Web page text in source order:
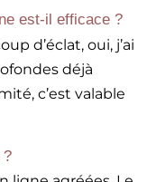
est-il efficace ?
d’éclat, oui, j’ai
déjà
c’est valable
?